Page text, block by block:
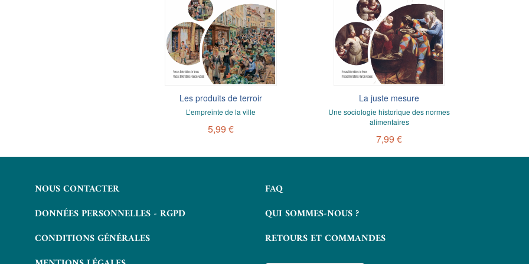
Les produits de terroir
L’empreinte de la ville
5,99 €
La juste mesure
Une sociologie historique des normes
alimentaires
7,99 €
NOUS CONTACTER
DONNÉES PERSONNELLES - RGPD
CONDITIONS GÉNÉRALES
FAQ
QUI SOMMES-NOUS ?
RETOURS ET COMMANDES